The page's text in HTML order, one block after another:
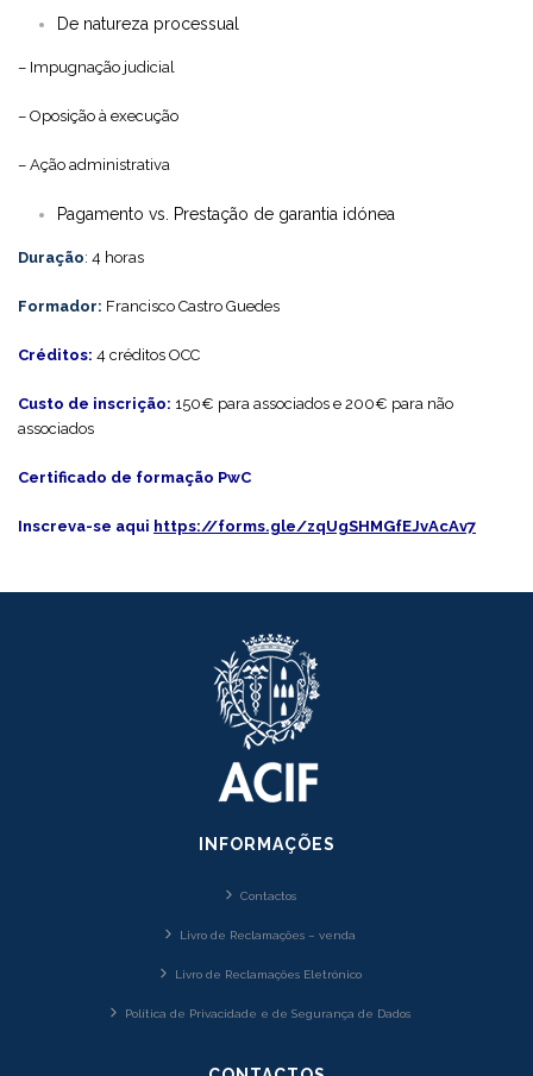
De natureza processual
– Impugnação judicial
– Oposição à execução
– Ação administrativa
Pagamento vs. Prestação de garantia idónea
Duração: 4 horas
Formador: Francisco Castro Guedes
Créditos: 4 créditos OCC
Custo de inscrição: 150€ para associados e 200€ para não
associados
Certificado de formação PwC
Inscreva-se aqui https://forms.gle/zqUgSHMGfEJvAcAv7
INFORMAÇÕES
Contactos
Livro de Reclamações – venda
Livro de Reclamações Eletrónico
Política de Privacidade e de Segurança de Dados